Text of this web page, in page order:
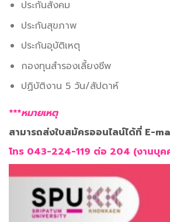
ประกันสังคม
ประกันสุขภาพ
ประกันอุบัติเหตุ
กองทุนสำรองเลี้ยงชีพ
ปฏิบัติงาน 5 วัน/สัปดาห์
***หมายเหตุ
สามารถส่งใบสมัครออนไลน์ได้ที่ E-
โทร 043-224-119 ต่อ 204 (งานบุค